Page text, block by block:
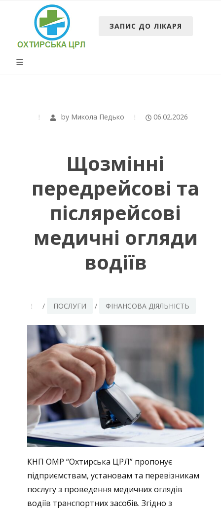
ЗАПИС ДО ЛІКАРЯ
by Микола Педько 06.02.2026
Щозмінні
передрейсові та
післярейсові
медичні огляди
водіїв
/ ПОСЛУГИ / ФІНАНСОВА ДІЯЛЬНІСТЬ
КНП ОМР “Охтирська ЦРЛ” пропонує
підприємствам, установам та перевізникам
послугу з проведення медичних оглядів
водіїв транспортних засобів. Згідно з